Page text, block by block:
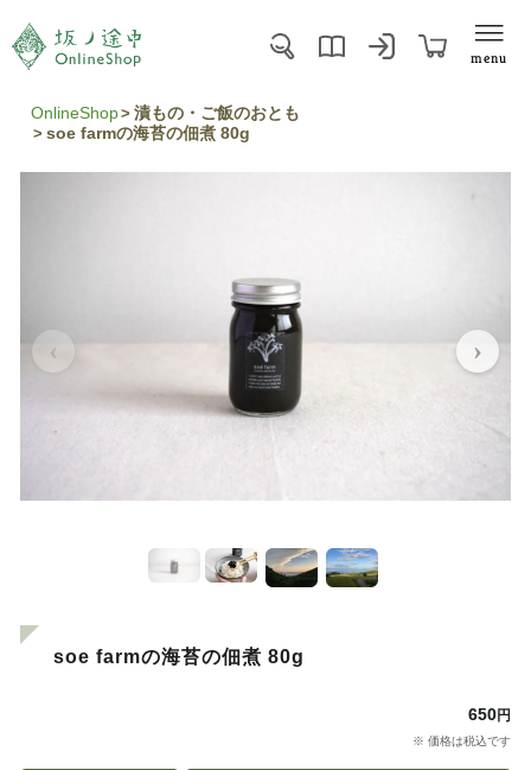
menu
OnlineShop
漬もの・ご飯のおとも
soe farmの海苔の佃煮 80g
soe farmの海苔の佃煮 80g
650円
※ 価格は税込です